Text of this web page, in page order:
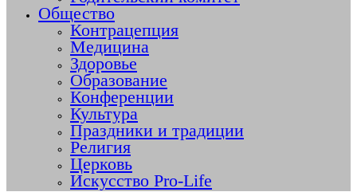
Общество
Контрацепция
Медицина
Здоровье
Образование
Конференции
Культура
Праздники и традиции
Религия
Церковь
Искусство Pro-Life